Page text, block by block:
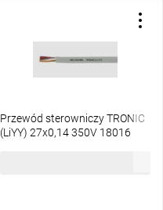
Przewód sterowniczy TRONIC
(LiYY) 27x0,14 350V 18016